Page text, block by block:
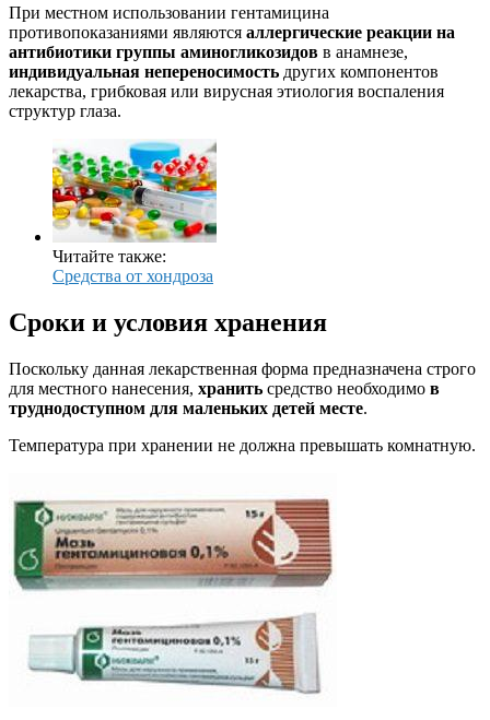
При местном использовании гентамицина
противопоказаниями являются аллергические реакции на
антибиотики группы аминогликозидов в анамнезе,
индивидуальная непереносимость других компонентов
лекарства, грибковая или вирусная этиология воспаления
структур глаза.
Читайте также:
Средства от хондроза
Сроки и условия хранения
Поскольку данная лекарственная форма предназначена строго
для местного нанесения, хранить средство необходимо в
труднодоступном для маленьких детей месте.
Температура при хранении не должна превышать комнатную.